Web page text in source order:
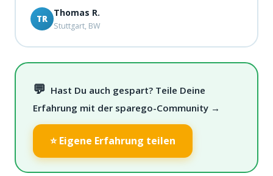
TR
Thomas R.
Stuttgart, BW
💬 Hast Du auch gespart? Teile Deine
Erfahrung mit der sparego-Community →
⭐ Eigene Erfahrung teilen